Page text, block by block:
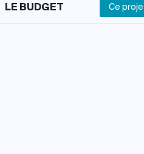
LE BUDGET Ce